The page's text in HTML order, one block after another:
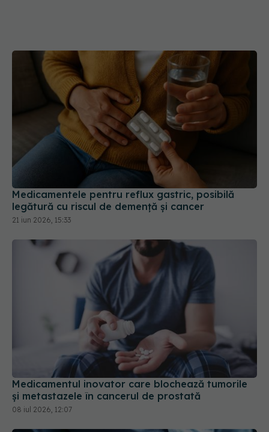
Medicamentele pentru reflux gastric, posibilă
legătură cu riscul de demență și cancer
21 iun 2026, 15:33
Medicamentul inovator care blochează tumorile
și metastazele în cancerul de prostată
08 iul 2026, 12:07